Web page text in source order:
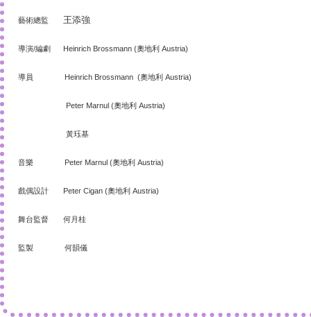
藝術總監 王添強
導演/編劇 Heinrich Brossmann (奧地利 Austria)
導員 Heinrich Brossmann (奧地利 Austria)
Peter Marnul (奧地利 Austria)
黃珏基
音樂 Peter Marnul (奧地利 Austria)
戲偶設計 Peter Cigan (奧地利 Austria)
舞台監督 何月桂
監製 何韻儀